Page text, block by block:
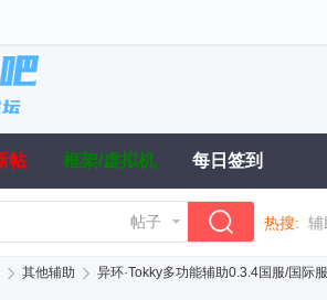
帖 框架/虚拟机 每日签到
帖子 热搜: 辅
其他辅助 异环·Tokky多功能辅助0.3.4国服/国际服